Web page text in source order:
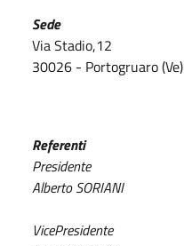
Sede
Via Stadio,12
30026 - Portogruaro (Ve)
Referenti
Presidente
Alberto SORIANI
VicePresidente